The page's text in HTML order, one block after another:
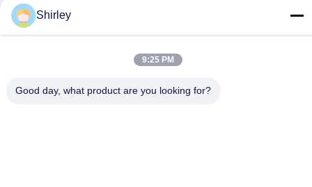
99,999% Leistungsaufnahme der Membran-Stickstoff-
Generator-geringen Energie
Shirley
9:25 PM
Good day, what product are you looking for?